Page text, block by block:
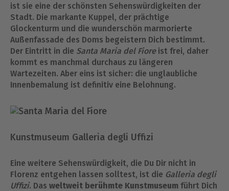
ist sie eine der schönsten Sehenswürdigkeiten der
Stadt. Die markante Kuppel, der prächtige
Glockenturm und die wunderschön marmorierte
Außenfassade des Doms begeistern Dich bestimmt.
Der Eintritt in die Santa Maria del Fioreist frei, daher
kommt es manchmal durchaus zu längeren
Wartezeiten. Aber eins ist sicher: die unglaubliche
Innenbemalung ist definitiv eine Belohnung.
Kunstmuseum Galleria degli Uffizi
Eine weitere Sehenswürdigkeit, die Du Dir nicht in
Florenz entgehen lassen solltest, ist die Galleria degli
Uffizi. Das weltweit berühmte Kunstmuseum führt Dich